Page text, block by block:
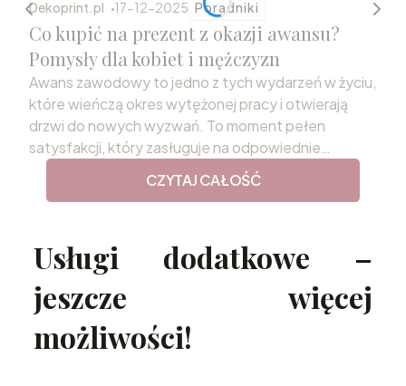
Dekoprint.pl 17-12-2025 Poradniki
Co kupić na prezent z okazji awansu?
Pomysły dla kobiet i mężczyzn
Awans zawodowy to jedno z tych wydarzeń w życiu,
które wieńczą okres wytężonej pracy i otwierają
drzwi do nowych wyzwań. To moment pełen
satysfakcji, który zasługuje na odpowiednie
uczczenie. Wybór podarunku, który odda rangę tej
chwili i przekaże szczere gratulacje, bywa jednak
gestem, ale również trwałą pamiątką sukcesu,
motywującą do dalszego rozwoju.
CZYTAJ CAŁOŚĆ
Usługi dodatkowe –
jeszcze więcej
możliwości!